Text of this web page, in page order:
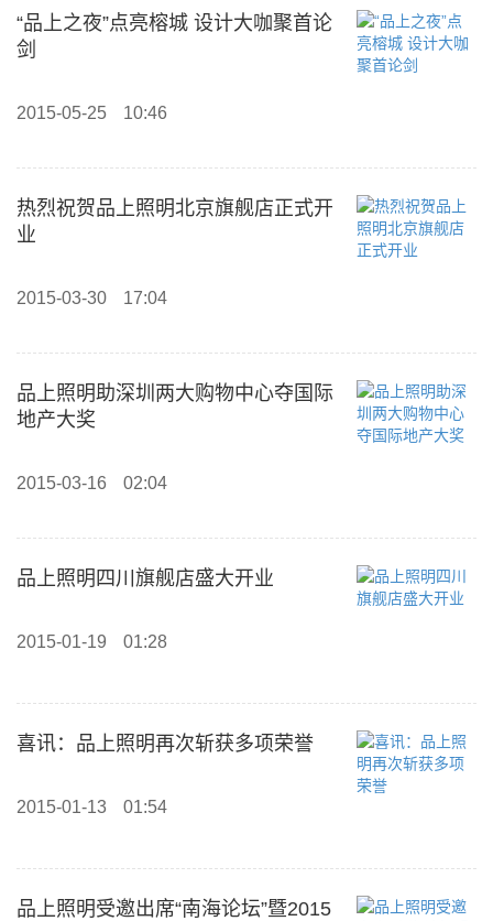
“品上之夜”点亮榕城 设计大咖聚首论
剑
2015-05-25 10:46
热烈祝贺品上照明北京旗舰店正式开
业
2015-03-30 17:04
品上照明助深圳两大购物中心夺国际
地产大奖
2015-03-16 02:04
品上照明四川旗舰店盛大开业
2015-01-19 01:28
喜讯：品上照明再次斩获多项荣誉
2015-01-13 01:54
品上照明受邀出席“南海论坛”暨2015